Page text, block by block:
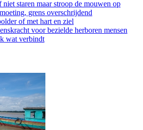
staren maar stroop de mouwen op
grens overschrijdend
of met hart en ziel
voor bezielde herboren mensen
wat verbindt